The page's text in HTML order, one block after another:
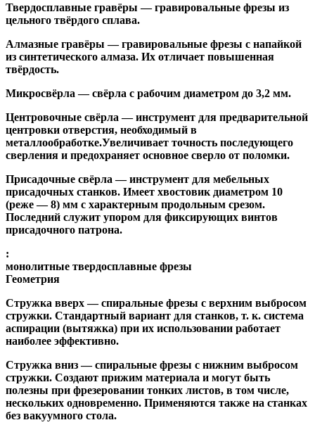
Твердосплавные гравёры — гравировальные фрезы из
цельного твёрдого сплава.
Алмазные гравёры — гравировальные фрезы с напайкой
из синтетического алмаза. Их отличает повышенная
твёрдость.
Микросвёрла — свёрла с рабочим диаметром до 3,2 мм.
Центровочные свёрла — инструмент для предварительной
центровки отверстия, необходимый в
металлообработке.Увеличивает точность последующего
сверления и предохраняет основное сверло от поломки.
Присадочные свёрла — инструмент для мебельных
присадочных станков. Имеет хвостовик диаметром 10
(реже — 8) мм с характерным продольным срезом.
Последний служит упором для фиксирующих винтов
присадочного патрона.
:
монолитные твердосплавные фрезы
Геометрия
Стружка вверх— спиральные фрезы с верхним выбросом
стружки. Стандартный вариант для станков, т. к. система
аспирации (вытяжка) при их использовании работает
наиболее эффективно.
Стружка вниз— спиральные фрезы с нижним выбросом
стружки. Создают прижим материала и могут быть
полезны при фрезеровании тонких листов, в том числе,
нескольких одновременно. Применяются также на станках
без вакуумного стола.